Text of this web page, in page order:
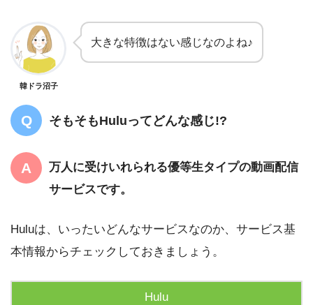
韓ドラ沼子
大きな特徴はない感じなのよね♪
そもそもHuluってどんな感じ!?
万人に受けいれられる優等生タイプの動画配信
サービスです。
Huluは、いったいどんなサービスなのか、サービス基
本情報からチェックしておきましょう。
Hulu